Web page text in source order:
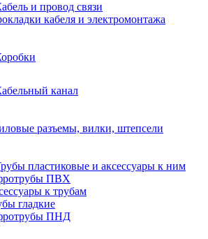
и провод связи
кабеля и электромонтажа
канал
разъемы, вилки, штепсели
пластиковые и аксессуары к ним
ПВХ
к трубам
гладкие
ПНД